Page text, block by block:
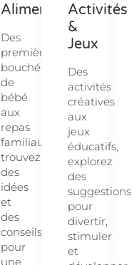
Alimentation
Des
premières
bouchées
de
bébé
aux
repas
familiaux,
trouvez
des
idées
et
des
conseils
pour
une
Activités
&
Jeux
Des
activités
créatives
aux
jeux
éducatifs,
explorez
des
suggestions
pour
divertir,
stimuler
et